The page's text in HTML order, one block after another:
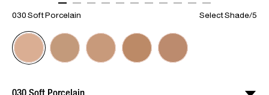
030 Soft Porcelain Select Shade/5